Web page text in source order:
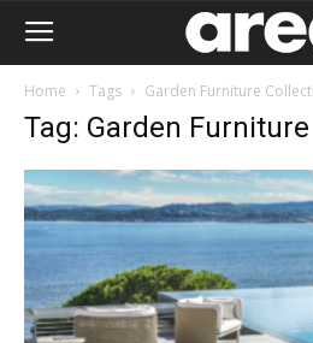
Home Tags Garden Furniture
Tag: Garden